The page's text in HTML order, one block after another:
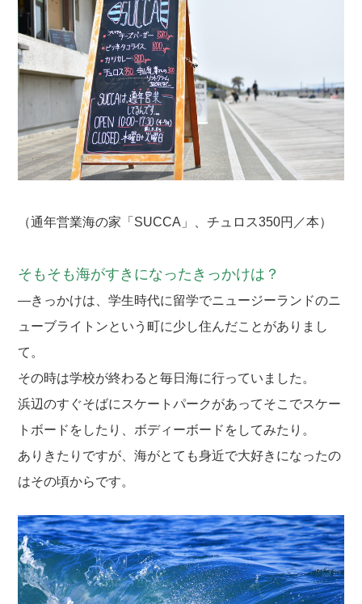
（通年営業海の家「SUCCA」、チュロス350円／本）
そもそも海がすきになったきっかけは？
―きっかけは、学生時代に留学でニュージーランドのニ
ューブライトンという町に少し住んだことがありまし
て。
その時は学校が終わると毎日海に行っていました。
浜辺のすぐそばにスケートパークがあってそこでスケー
トボードをしたり、ボディーボードをしてみたり。
ありきたりですが、海がとても身近で大好きになったの
はその頃からです。